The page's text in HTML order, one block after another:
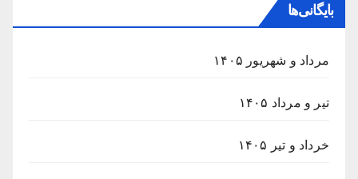
بایگانی‌ها
مرداد و شهریور ۱۴۰۵
تیر و مرداد ۱۴۰۵
خرداد و تیر ۱۴۰۵